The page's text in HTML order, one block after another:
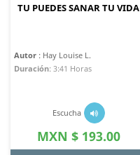
TU PUEDES SANAR TU VIDA
Autor : Hay Louise L.
Duración: 3:41 Horas
Escucha
Precio
MXN $ 193.00